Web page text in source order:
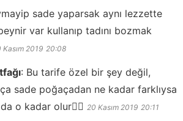
sade yaparsak aynı lezzette
var kullanıp tadını bozmak
Kasım 2019 20:08
: Bu tarife özel bir şey değil,
sade poğaçadan ne kadar farklıysa
o kadar olur👍🏻 20 Kasım 2019 20:11